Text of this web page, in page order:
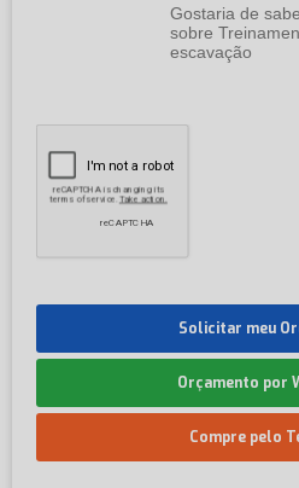
Solicitar meu
Orçamento por
Compre pelo